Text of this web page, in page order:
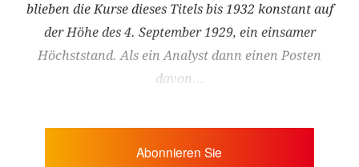
blieben die Kurse dieses Titels bis 1932 kon­stant auf
der Höhe des 4. September 1929, ein einsamer
Höchststand. Als ein Analyst dann einen Posten
davon...
Abonnieren Sie